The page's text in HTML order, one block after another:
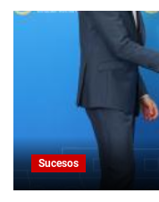
Sucesos